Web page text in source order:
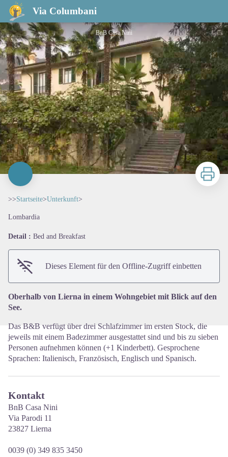
Via Columbani
BnB Casa Nini
Zu
>>Startseite>Unterkunft>
Lombardia
Detail : Bed and Breakfast
Dieses Element für den Offline-Zugriff einbetten
Oberhalb von Lierna in einem Wohngebiet mit Blick auf den
See.
Das B&B verfügt über drei Schlafzimmer im ersten Stock, die
jeweils mit einem Badezimmer ausgestattet sind und bis zu sieben
Personen aufnehmen können (+1 Kinderbett). Gesprochene
Sprachen: Italienisch, Französisch, Englisch und Spanisch.
Kontakt
BnB Casa Nini
Via Parodi 11
23827 Lierna
0039 (0) 349 835 3450